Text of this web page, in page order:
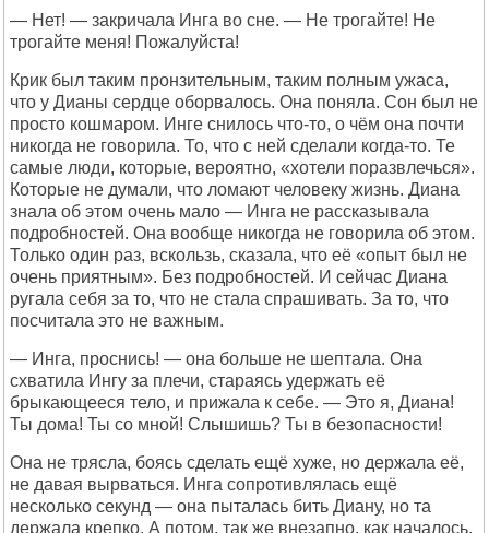
— Нет! — закричала Инга во сне. — Не трогайте! Не
трогайте меня! Пожалуйста!
Крик был таким пронзительным, таким полным ужаса,
что у Дианы сердце оборвалось. Она поняла. Сон был не
просто кошмаром. Инге снилось что-то, о чём она почти
никогда не говорила. То, что с ней сделали когда-то. Те
самые люди, которые, вероятно, «хотели поразвлечься».
Которые не думали, что ломают человеку жизнь. Диана
знала об этом очень мало — Инга не рассказывала
подробностей. Она вообще никогда не говорила об этом.
Только один раз, вскользь, сказала, что её «опыт был не
очень приятным». Без подробностей. И сейчас Диана
ругала себя за то, что не стала спрашивать. За то, что
посчитала это не важным.
— Инга, проснись! — она больше не шептала. Она
схватила Ингу за плечи, стараясь удержать её
брыкающееся тело, и прижала к себе. — Это я, Диана!
Ты дома! Ты со мной! Слышишь? Ты в безопасности!
Она не трясла, боясь сделать ещё хуже, но держала её,
не давая вырваться. Инга сопротивлялась ещё
несколько секунд — она пыталась бить Диану, но та
держала крепко. А потом, так же внезапно, как началось,